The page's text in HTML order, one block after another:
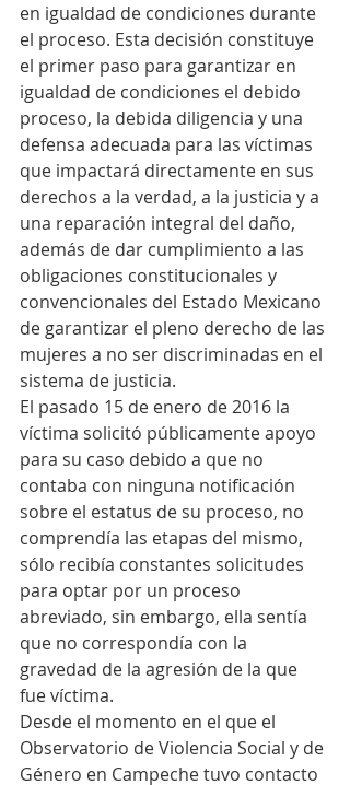
en igualdad de condiciones durante
el proceso. Esta decisión constituye
el primer paso para garantizar en
igualdad de condiciones el debido
proceso, la debida diligencia y una
defensa adecuada para las víctimas
que impactará directamente en sus
derechos a la verdad, a la justicia y a
una reparación integral del daño,
además de dar cumplimiento a las
obligaciones constitucionales y
convencionales del Estado Mexicano
de garantizar el pleno derecho de las
mujeres a no ser discriminadas en el
sistema de justicia.
El pasado 15 de enero de 2016 la
víctima solicitó públicamente apoyo
para su caso debido a que no
contaba con ninguna notificación
sobre el estatus de su proceso, no
comprendía las etapas del mismo,
sólo recibía constantes solicitudes
para optar por un proceso
abreviado, sin embargo, ella sentía
que no correspondía con la
gravedad de la agresión de la que
fue víctima.
Desde el momento en el que el
Observatorio de Violencia Social y de
Género en Campeche tuvo contacto